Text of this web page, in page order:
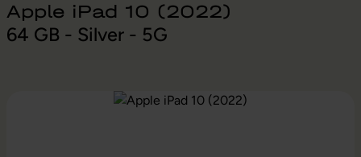
Apple iPad 10 (2022)
64 GB - Silver - 5G
Bildergalerie überspringen